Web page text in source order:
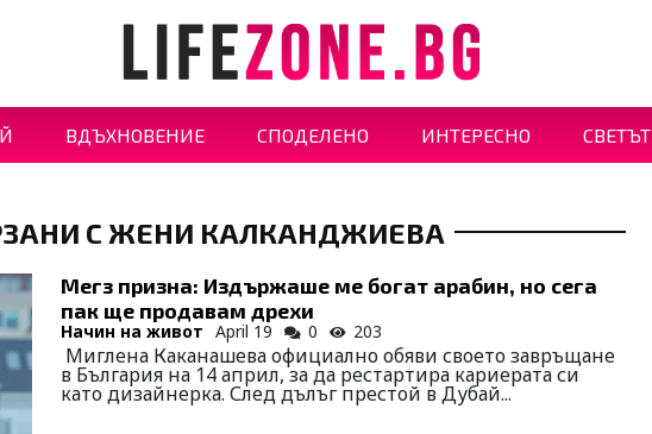
ВДЪХНОВЕНИЕ СПОДЕЛЕНО ИНТЕРЕСНО СВЕТЪТ
С ЖЕНИ КАЛКАНДЖИЕВА
Мегз призна: Издържаше ме богат арабин, но сега
пак ще продавам дрехи
Начин на живот April 19 0 203
Миглена Каканашева официално обяви своето завръщане
в България на 14 април, за да рестартира кариерата си
като дизайнерка. След дълъг престой в Дубай...